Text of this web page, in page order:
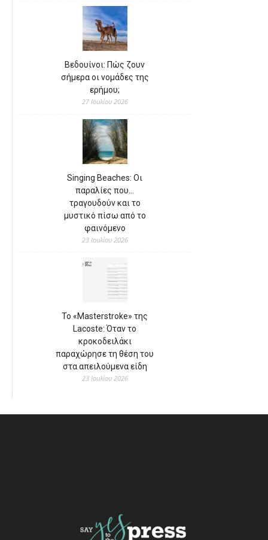
Βεδουίνοι: Πώς ζουν
σήμερα οι νομάδες της
ερήμου;
27 Ιουλίου 2026
Singing Beaches: Οι
παραλίες που…
τραγουδούν και το
μυστικό πίσω από το
φαινόμενο
23 Ιουλίου 2026
Το «Masterstroke» της
Lacoste: Όταν το
κροκοδειλάκι
παραχώρησε τη θέση του
στα απειλούμενα είδη
23 Ιουλίου 2026